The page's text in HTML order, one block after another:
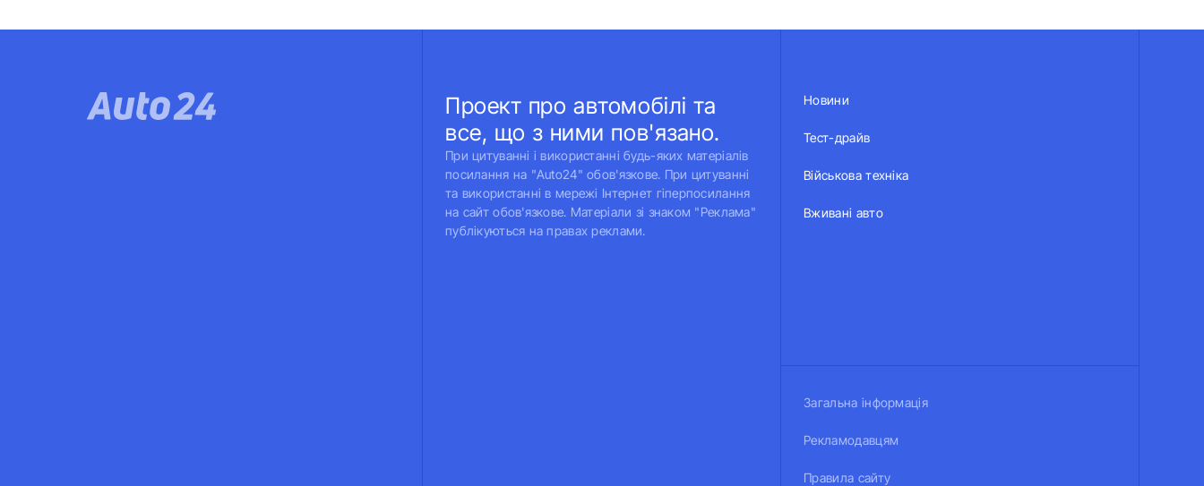
Проект про автомобілі та
все, що з ними пов'язано.
При цитуванні і використанні будь-яких матеріалів
посилання на "Auto24" обов'язкове. При цитуванні
та використанні в мережі Інтернет гіперпосилання
на сайт обов'язкове. Матеріали зі знаком "Реклама"
публікуються на правах реклами.
Новини
Тест-драйв
Військова техніка
Вживані авто
Загальна інформація
Рекламодавцям
Правила сайту